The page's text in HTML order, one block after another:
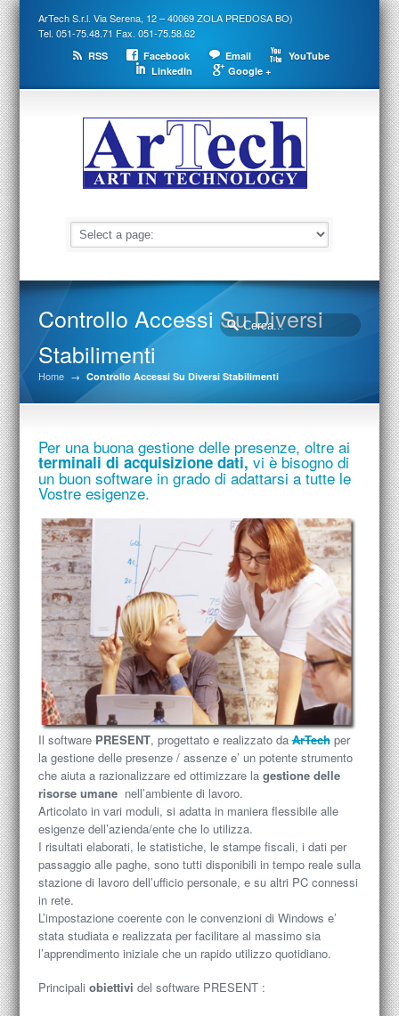
ArTech S.r.l. Via Serena, 12 – 40069 ZOLA PREDOSA BO)
Tel. 051-75.48.71 Fax. 051-75.58.62
RSS Facebook Email
YouTube
LinkedIn
Google +
Controllo Accessi Su Diversi
Stabilimenti
Home → Controllo Accessi Su Diversi Stabilimenti
Per una buona gestione delle presenze, oltre ai
terminali di acquisizione dati, vi è bisogno di
un buon software in grado di adattarsi a tutte le
Vostre esigenze.
Il software PRESENT, progettato e realizzato daArTechper
la gestione delle presenze / assenze e’ un potente strumento
che aiuta a razionalizzare ed ottimizzare la gestione delle
risorse umanenell’ambiente di lavoro.
Articolato in vari moduli, si adatta in maniera flessibile alle
esigenze dell’azienda/ente che lo utilizza.
I risultati elaborati, le statistiche, le stampe fiscali, i dati per
passaggio alle paghe, sono tutti disponibili in tempo reale sulla
stazione di lavoro dell’ufficio personale, e su altri PC connessi
in rete.
L’impostazione coerente con le convenzioni di Windows e’
stata studiata e realizzata per facilitare al massimo sia
l’apprendimento iniziale che un rapido utilizzo quotidiano.
Principali obiettivi del software PRESENT :